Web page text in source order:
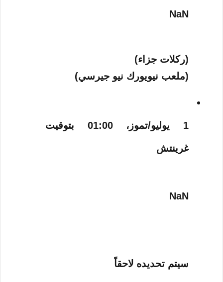
NaN
(ركلات جزاء)
(ملعب نيويورك نيو جيرسي)
1 يوليو/تموز، 01:00 بتوقيت
غرينتش
NaN
سيتم تحديده لاحقاً